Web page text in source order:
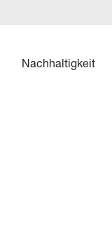
Nachhaltigkeit